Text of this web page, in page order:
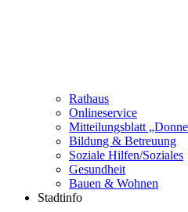
Rathaus
Onlineservice
Mitteilungsblatt
Bildung & Betreuung
Soziale Hilfen/Soziales
Gesundheit
Bauen & Wohnen
Stadtinfo